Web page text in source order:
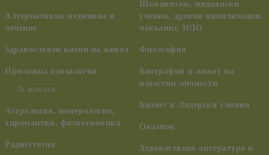
Алтернативна медицина и
лечение
Здравословен начин на живот
Приложна психология
За жената
Астрология, номерология,
хиромантия, физиогномика
Радиестезия
Шаманизъм, индиански
учения, древни цивилизации,
ченълинг, НЛО
Философия
Биографии и живот на
известни личности
Бизнес и Лидерски умения
Оказион
Художествена литература и